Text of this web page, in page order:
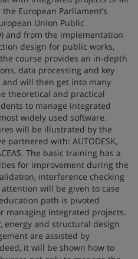
European Parliament’s
Union Public
and from the implementation
design for public works,
course provides an in-depth
data processing and key
will then get into many
theoretical and practical
to manage integrated
widely used software.
will be illustrated by the
partnered with: AUTODESK,
The basic training has a
for improvement during the
interference checking
will be given to case
path is pivoted
managing integrated projects.
energy and structural design
are assisted by
it will be shown how to